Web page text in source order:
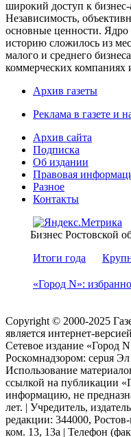
широкий доступ к бизнес-
Независимость,
основные ценности.
историю сложилось из
малого и среднего
коммерческих компаниях
Архив газеты
Реклама в газете и
Архив сайта
Подписка
Об издании
Правовая
Разное
Контакты
Бизнес Ростовской
Итоги года
«Город N»:
Copyright © 2000-2025
является интернет-
Сетевое издание «Город
Роскомнадзором: серuя
Использование
ссылкой на публикации
информацию, не
лет. | Учредитель,
редакции: 344000,
ком. 13, 13а | Телефон